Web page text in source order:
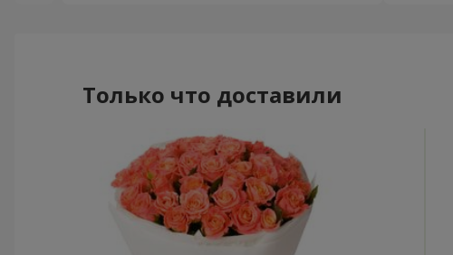
Только что доставили